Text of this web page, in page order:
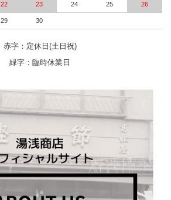
22 23 24 25 26
29 30
赤字：定休日(土日祝)
緑字：臨時休業日